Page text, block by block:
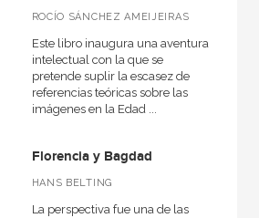
ROCÍO SÁNCHEZ AMEIJEIRAS
Este libro inaugura una aventura
intelectual con la que se
pretende suplir la escasez de
referencias teóricas sobre las
imágenes en la Edad ...
Florencia y Bagdad
HANS BELTING
La perspectiva fue una de las